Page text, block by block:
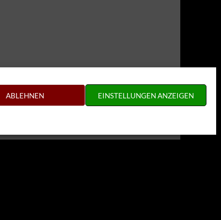
ABLEHNEN EINSTELLUNGEN ANZEIGEN